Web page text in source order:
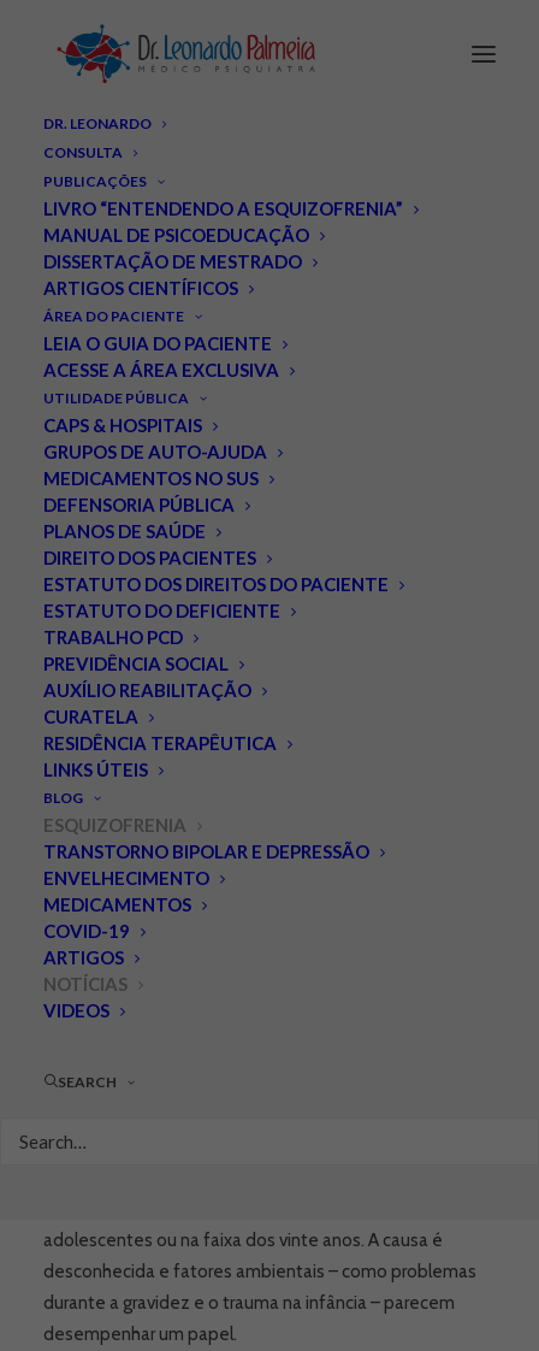
DR. LEONARDO
CONSULTA
PUBLICAÇÕES
LIVRO “ENTENDENDO A ESQUIZOFRENIA”
MANUAL DE PSICOEDUCAÇÃO
DISSERTAÇÃO DE MESTRADO
ARTIGOS CIENTÍFICOS
ÁREA DO PACIENTE
LEIA O GUIA DO PACIENTE
ACESSE A ÁREA EXCLUSIVA
UTILIDADE PÚBLICA
CAPS & HOSPITAIS
GRUPOS DE AUTO-AJUDA
MEDICAMENTOS NO SUS
DEFENSORIA PÚBLICA
PLANOS DE SAÚDE
DIREITO DOS PACIENTES
ESTATUTO DOS DIREITOS DO PACIENTE
ESTATUTO DO DEFICIENTE
TRABALHO PCD
PREVIDÊNCIA SOCIAL
AUXÍLIO REABILITAÇÃO
CURATELA
RESIDÊNCIA TERAPÊUTICA
LINKS ÚTEIS
BLOG
ESQUIZOFRENIA
TRANSTORNO BIPOLAR E DEPRESSÃO
ENVELHECIMENTO
MEDICAMENTOS
COVID-19
ARTIGOS
NOTÍCIAS
VIDEOS
SEARCH
Problemas na placenta
podem aumentar o risco
de esquizofrenia.
JUNHO 5, 2018 | IN ESQUIZOFRENIA
PALMEIRA
Problemas na placenta
podem aumentar o risco
de esquizofrenia.
JUNHO 5, 2018
PALMEIRA
Uma nova origem para a esquizofrenia pode ter surgido:
a doença mais provável – particularmente se a mãe tiver
adolescentes ou na faixa dos vinte anos. A causa é
desconhecida e fatores ambientais – como problemas
durante a gravidez e o trauma na infância – parecem
desempenhar um papel.